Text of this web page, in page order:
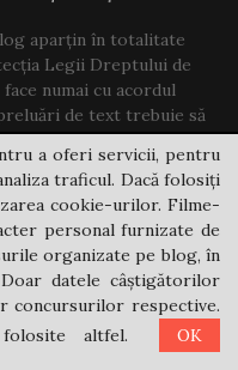
aparțin în totalitate
Legii Dreptului de
numai cu acordul
de text trebuie să
blog.
carti.ro
a oferi servicii, pentru
traficul. Dacă folosiți
cookie-urilor. Filme-
personal furnizate de
organizate pe blog, în
datele câștigătorilor
concursurilor respective.
altfel.
OK